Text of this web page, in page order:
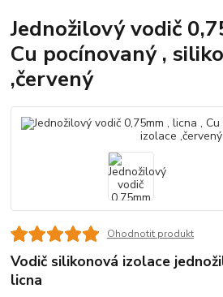
Jednožilový vodič
Cu pocínovaný ,
,červený
Ohodnotit produkt
Vodič silikonová izolace
licna